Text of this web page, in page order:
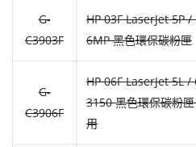
G-
C3903F
HP 03F LaserJet 5P
6MP 黑色環保碳粉匣
G-
C3906F
HP 06F LaserJet 5L
3150 黑色環保碳粉
用